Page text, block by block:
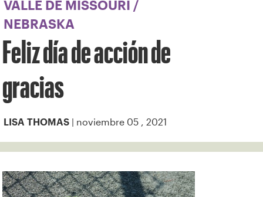
VALLE DE MISSOURI
/
NEBRASKA
Feliz día de acción de
gracias
LISA THOMAS | noviembre 05 , 2021